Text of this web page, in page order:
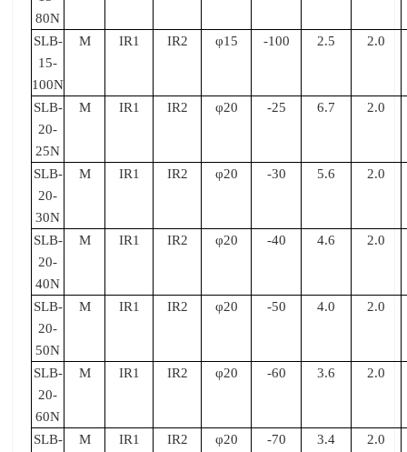
80N
SLB-
15-
100N
M IR1 IR2 φ15 -100 2.5 2.0
SLB-
20-
25N
M IR1 IR2 φ20 -25 6.7 2.0
SLB-
20-
30N
M IR1 IR2 φ20 -30 5.6 2.0
SLB-
20-
40N
M IR1 IR2 φ20 -40 4.6 2.0
SLB-
20-
50N
M IR1 IR2 φ20 -50 4.0 2.0
SLB-
20-
60N
M IR1 IR2 φ20 -60 3.6 2.0
SLB-
M IR1 IR2 φ20 -70 3.4 2.0